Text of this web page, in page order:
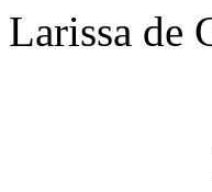
Larissa de